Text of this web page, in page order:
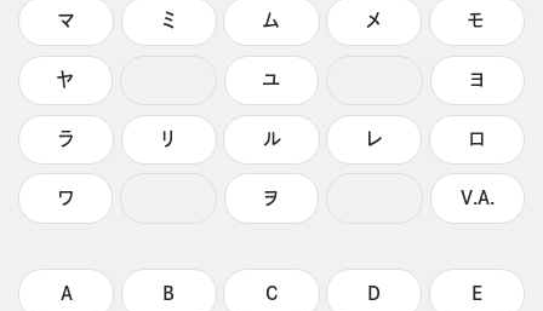
マ ミ ム メ モ
ヤ ユ ヨ
ラ リ ル レ ロ
ワ ヲ V.A.
A B C D E